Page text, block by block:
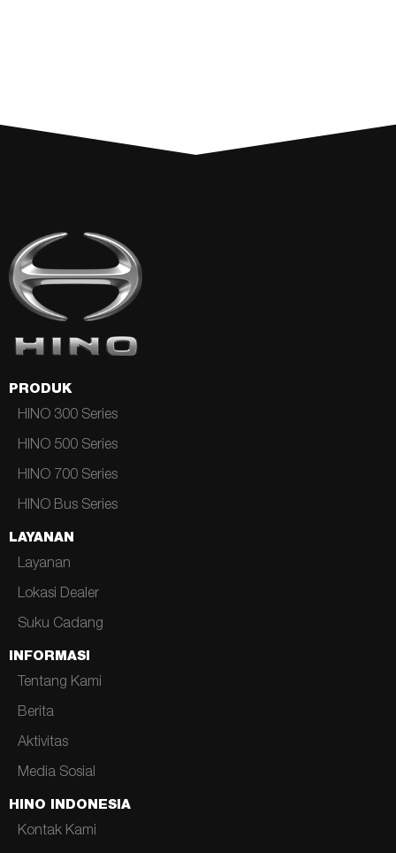
PRODUK
HINO 300 Series
HINO 500 Series
HINO 700 Series
HINO Bus Series
LAYANAN
Layanan
Lokasi Dealer
Suku Cadang
INFORMASI
Tentang Kami
Berita
Aktivitas
Media Sosial
HINO INDONESIA
Kontak Kami